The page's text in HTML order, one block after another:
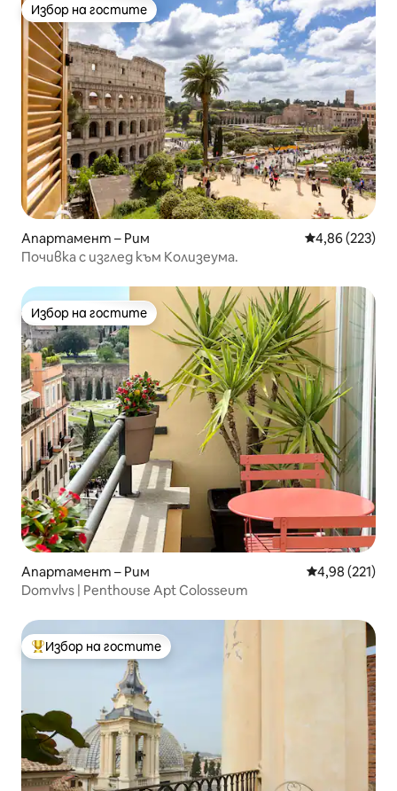
Избор на гостите
Избор на гостите
Апартамент – Рим Средна
4,86 (223)
Почивка с изглед към Колизеума.
Избор на гостите
Избор на гостите
Апартамент – Рим Средна
4,98 (221)
Domvlvs | Penthouse Apt Colosseum
Най-популярен избор на гостите
Избор на гостите